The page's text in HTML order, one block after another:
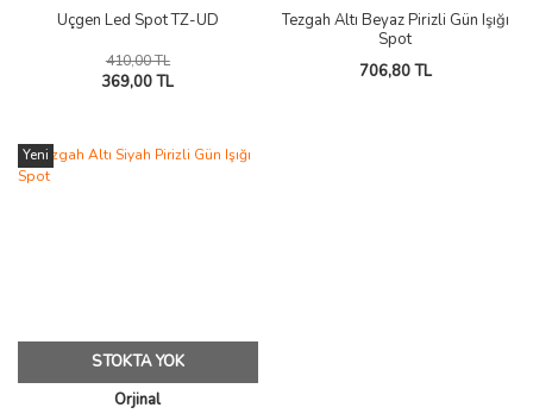
Üçgen Led Spot TZ-UD
410,00 TL
369,00 TL
Tezgah Altı Beyaz Pirizli Gün Işığı
Spot
706,80 TL
Yeni
STOKTA YOK
Orjinal